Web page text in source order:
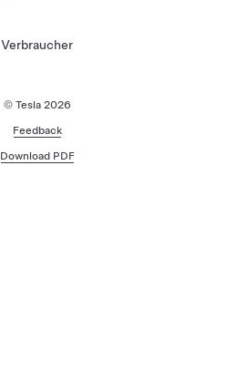
© Tesla 2026
Feedback
Download PDF